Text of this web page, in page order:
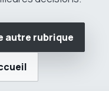
autre rubrique